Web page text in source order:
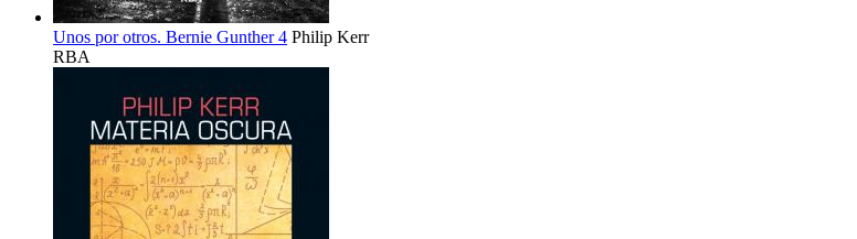
Unos por otros. Bernie Gunther 4 Philip Kerr
RBA